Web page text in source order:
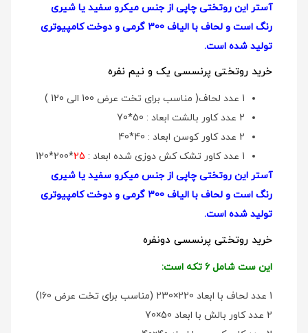
آستر این روتختی چاپی از جنس میکرو سفید یا شیری
رنگ است و لحاف با الیاف 300 گرمی و دوخت کامپیوتری
تولید شده است.
خرید روتختی پرنسسی یک و نیم نفره
1 عدد لحاف( مناسب برای تخت عرض 100 الی 120 )
2 عدد کاور بالشت ابعاد : 50*70
2 عدد کاور کوسن ابعاد : 40*40
1 عدد کاور تشک کش دوزی شده ابعاد :
25
*200*120
آستر این روتختی چاپی از جنس میکرو سفید یا شیری
رنگ است و لحاف با الیاف 300 گرمی و دوخت کامپیوتری
تولید شده است.
خرید روتختی پرنسسی دونفره
این ست شامل 6 تکه است:
1 عدد لحاف با ابعاد 220×230 (مناسب برای تخت عرض 160)
2 عدد کاور بالش با ابعاد 50×70